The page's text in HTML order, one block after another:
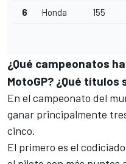
6 Honda 155
¿Qué campeonatos
MotoGP? ¿Qué títulos
En el campeonato del
ganar principalmente
cinco.
El primero es el codiciado